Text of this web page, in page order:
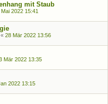
mit Staub
2022 15:41
« 28 Mär 2022 13:56
Mär 2022 13:35
2022 13:15